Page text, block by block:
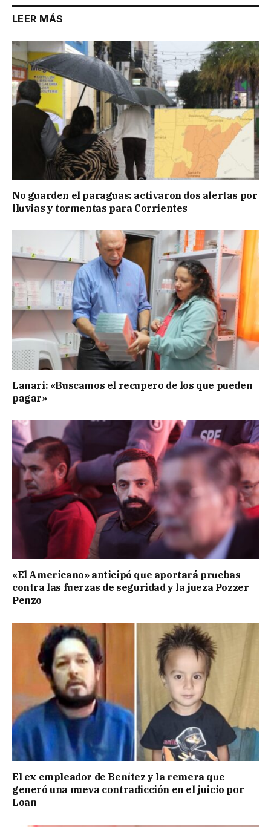
LEER MÁS
No guarden el paraguas: activaron dos alertas por
lluvias y tormentas para Corrientes
Lanari: «Buscamos el recupero de los que pueden
pagar»
«El Americano» anticipó que aportará pruebas
contra las fuerzas de seguridad y la jueza Pozzer
Penzo
El ex empleador de Benítez y la remera que
generó una nueva contradicción en el juicio por
Loan